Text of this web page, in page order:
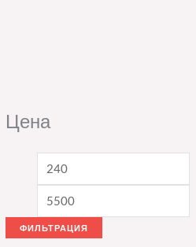
Цена
ФИЛЬТРАЦИЯ